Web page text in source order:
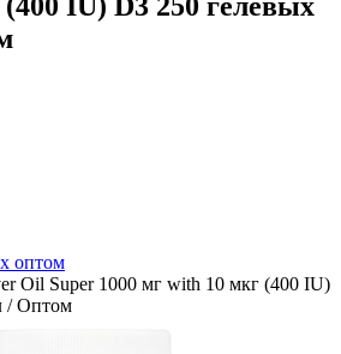
оптом
Oil Super 1000 мг with 10 мкг (400 IU)
/ Оптом